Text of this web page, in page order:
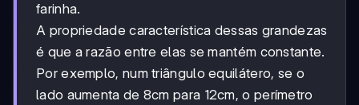
farinha.
A propriedade característica dessas grandezas
é que a razão entre elas se mantém constante.
Por exemplo, num triângulo equilátero, se o
lado aumenta de 8cm para 12cm, o perímetro